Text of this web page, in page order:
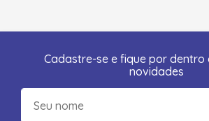
Cadastre-se e fique por dentro
novidades